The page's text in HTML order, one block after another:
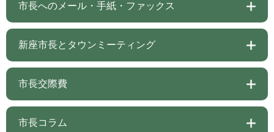
市長へのメール・手紙・ファックス
新座市長とタウンミーティング
市長交際費
市長コラム